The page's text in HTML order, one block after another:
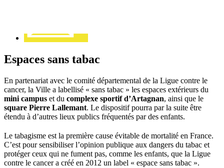
Espaces sans tabac
En partenariat avec le comité départemental de la Ligue contre le
cancer, la Ville a labellisé « sans tabac » les espaces extérieurs du
mini campus et du complexe sportif d’Artagnan, ainsi que le
square Pierre Lallemant. Le dispositif pourra par la suite être
étendu à d’autres lieux publics fréquentés par des enfants.
Le tabagisme est la première cause évitable de mortalité en France.
C’est pour sensibiliser l’opinion publique aux dangers du tabac et
protéger ceux qui ne fument pas, comme les enfants, que la Ligue
contre le cancer a créé en 2012 un label « espace sans tabac ».